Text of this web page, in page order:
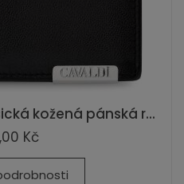
kožená pánská r...
Kč